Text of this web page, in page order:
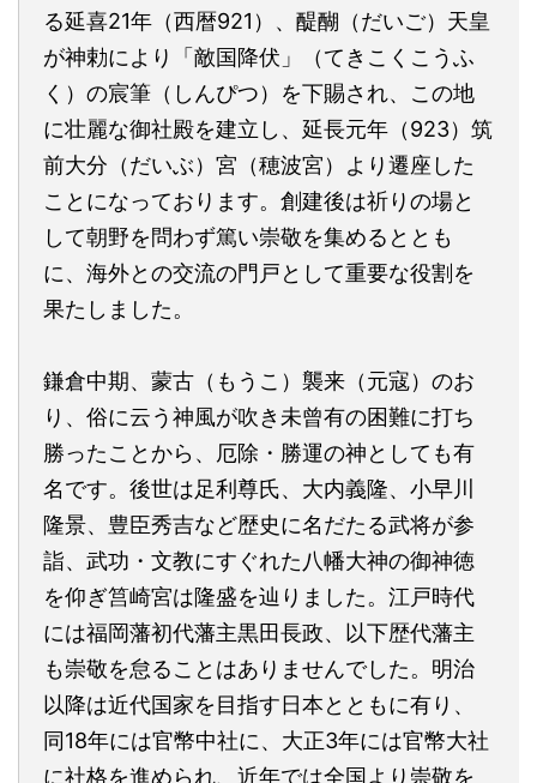
る延喜21年（西暦921）、醍醐（だいご）天皇
が神勅により「敵国降伏」（てきこくこうふ
く）の宸筆（しんぴつ）を下賜され、この地
に壮麗な御社殿を建立し、延長元年（923）筑
前大分（だいぶ）宮（穂波宮）より遷座した
ことになっております。創建後は祈りの場と
して朝野を問わず篤い崇敬を集めるととも
に、海外との交流の門戸として重要な役割を
果たしました。
鎌倉中期、蒙古（もうこ）襲来（元寇）のお
り、俗に云う神風が吹き未曾有の困難に打ち
勝ったことから、厄除・勝運の神としても有
名です。後世は足利尊氏、大内義隆、小早川
隆景、豊臣秀吉など歴史に名だたる武将が参
詣、武功・文教にすぐれた八幡大神の御神徳
を仰ぎ筥崎宮は隆盛を辿りました。江戸時代
には福岡藩初代藩主黒田長政、以下歴代藩主
も崇敬を怠ることはありませんでした。明治
以降は近代国家を目指す日本とともに有り、
同18年には官幣中社に、大正3年には官幣大社
に社格を進められ、近年では全国より崇敬を